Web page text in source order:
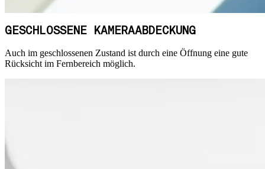
GESCHLOSSENE KAMERAABDECKUNG
Auch im geschlossenen Zustand ist durch eine Öffnung eine gute
Rücksicht im Fernbereich möglich.